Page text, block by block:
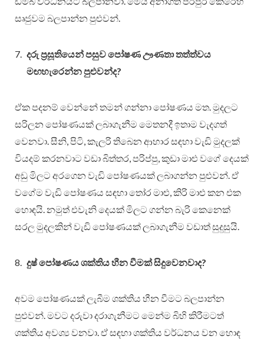
සෘජුවම බලපාන්න පුළුවන්.
දරු ප්‍රසූතියෙන් පසුව පෝෂණ ඌණතා තත්ත්වය
මඟහැරෙන්න පුළුවන්ද?
ඒක පදනම් වෙන්නේ තමන් ගන්නා පෝෂණය මත. මුදලට
සරිලන පෝෂණයක් ලබාගැනීම මෙතනදී ඉතාම වැදගත්
වෙනවා. සීනි, පිටි, කැලරි තිබෙන ආහාර සඳහා වැඩි මුදලක්
වියදම් කරනවාට වඩා බිත්තර, පරිප්පු, කුඩා මාළු වගේ දෙයක්
අඩු මිලට අරගෙන වැඩි පෝෂණයක් ලබාගන්න පුළුවන්. ඒ
වගේම වැඩි පෝෂණය සඳහා තෝර මාළු, කිරි මාළු කන එක
හොඳයි. නමුත් එවැනි දෙයක් මිලට ගන්න බැරි කෙනෙක්
සරල මුදලකින් වැඩි පෝෂණයක් ලබාගැනීම වඩාත් සුදුසුයි.
දුෂ් පෝෂණය ශක්තිය හීන වීමක් සිදුවෙනවාද?
අවම පෝෂණයක් ලැබීම ශක්තිය හීන වීමට බලපාන්න
පුළුවන්. මවට දරුවා දරාගැනීමට මෙන්ම බිහි කිරීමටත්
ශක්තිය අවශ්‍ය වනවා. ඒ සඳහා ශක්තිය වර්ධනය වන හොඳ